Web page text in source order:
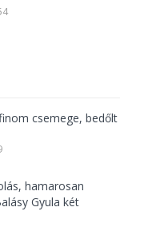
csemege, bedőlt
hamarosan
Gyula két